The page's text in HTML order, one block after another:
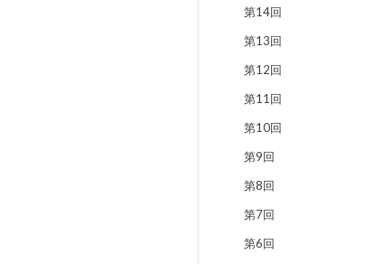
第14回
第13回
第12回
第11回
第10回
第9回
第8回
第7回
第6回